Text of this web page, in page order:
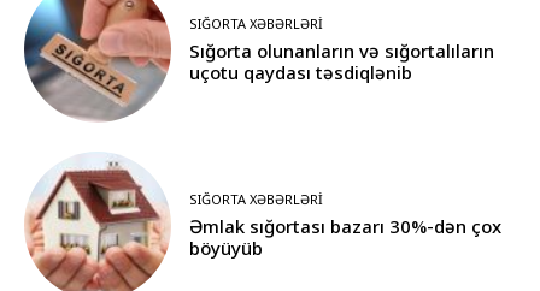
SIĞORTA XƏBƏRLƏRI
Sığorta olunanların və sığortalıların
uçotu qaydası təsdiqlənib
SIĞORTA XƏBƏRLƏRI
Əmlak sığortası bazarı 30%-dən çox
böyüyüb